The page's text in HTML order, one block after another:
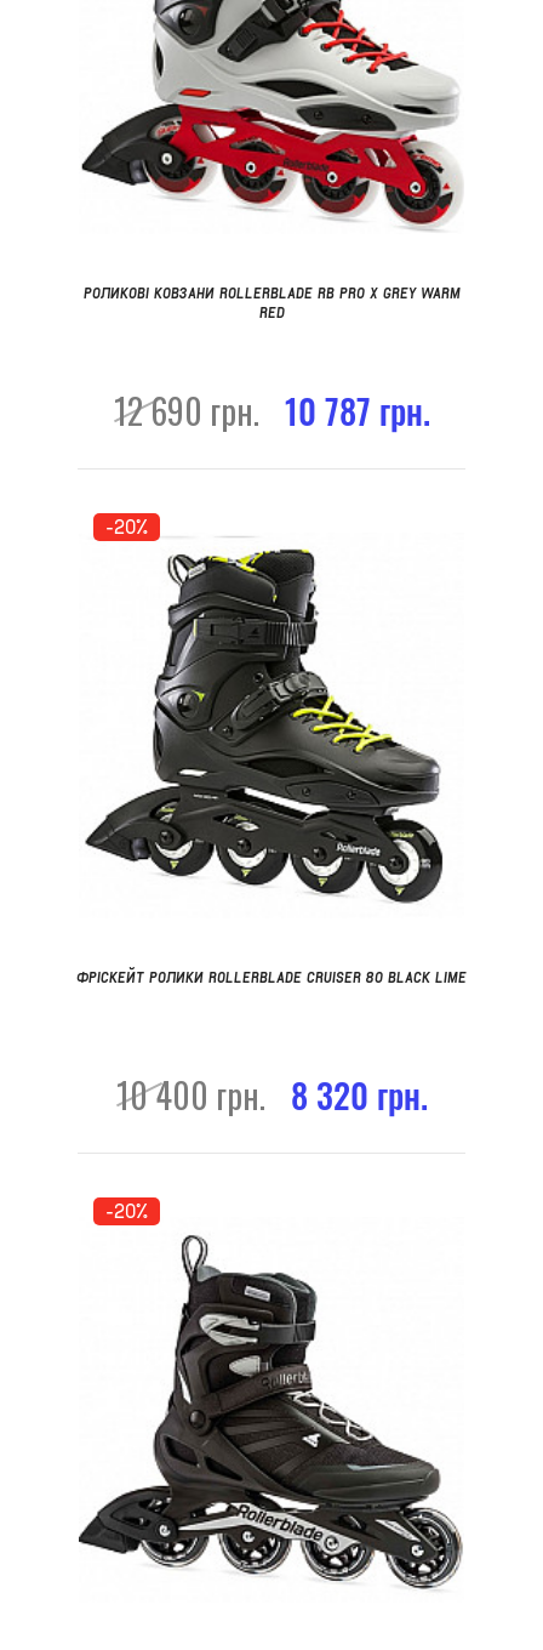
РОЛИКОВІ КОВЗАНИ ROLLERBLADE RB PRO X GREY WARM
RED
12 690 грн. 10 787 грн.
-20%
ФРІСКЕЙТ РОЛИКИ ROLLERBLADE CRUISER 80 BLACK LIME
10 400 грн. 8 320 грн.
-20%